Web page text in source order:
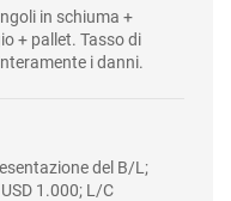
in schiuma +
+ pallet. Tasso di
i danni.
del B/L;
1.000; L/C